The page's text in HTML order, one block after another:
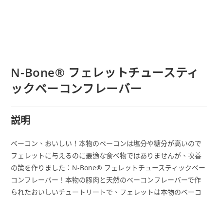
N-Bone® フェレットチュースティ
ックベーコンフレーバー
説明
ベーコン、おいしい！本物のベーコンは塩分や糖分が高いので
フェレットに与えるのに最適な食べ物ではありませんが、次善
の策を作りました：N-Bone® フェレットチュースティックベー
コンフレーバー！本物の豚肉と天然のベーコンフレーバーで作
られたおいしいチュートリートで、フェレットは本物のベーコ